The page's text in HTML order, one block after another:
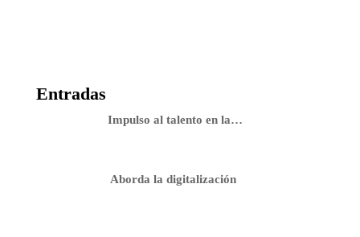
Entradas
Impulso al talento en la…
Aborda la digitalización